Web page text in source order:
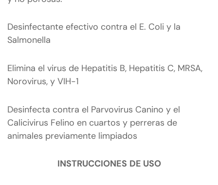
Desinfectante efectivo contra el E. Coli y la
Salmonella
Elimina el virus de Hepatitis B, Hepatitis C, MRSA,
Norovirus, y VIH-1
Desinfecta contra el Parvovirus Canino y el
Calicivirus Felino en cuartos y perreras de
animales previamente limpiados
INSTRUCCIONES DE USO